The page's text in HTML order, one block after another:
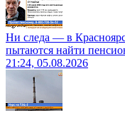
Ни следа — в
пытаются найти
21:24, 05.08.2026